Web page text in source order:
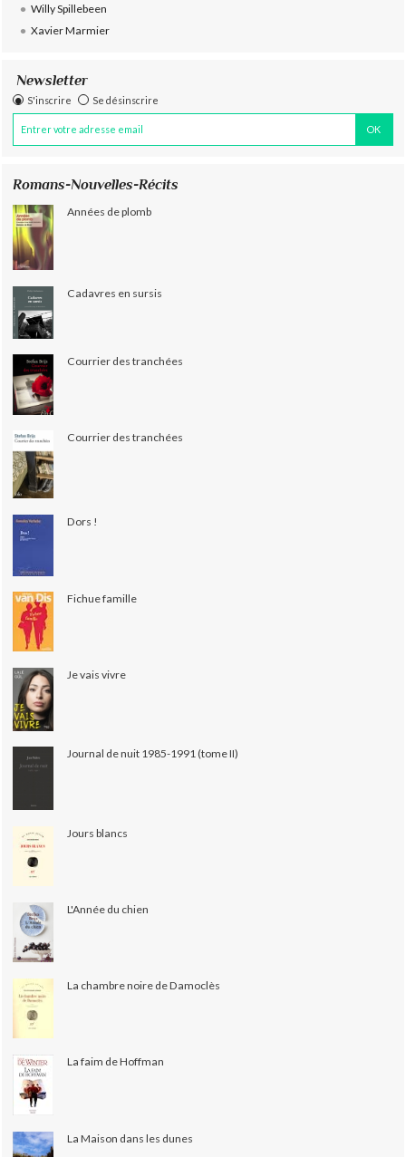
Willy Spillebeen
Xavier Marmier
Newsletter
S'inscrire Se désinscrire
Romans-Nouvelles-Récits
Années de plomb
Cadavres en sursis
Courrier des tranchées
Courrier des tranchées
Dors !
Fichue famille
Je vais vivre
Journal de nuit 1985-1991 (tome II)
Jours blancs
L'Année du chien
La chambre noire de Damoclès
La faim de Hoffman
La Maison dans les dunes